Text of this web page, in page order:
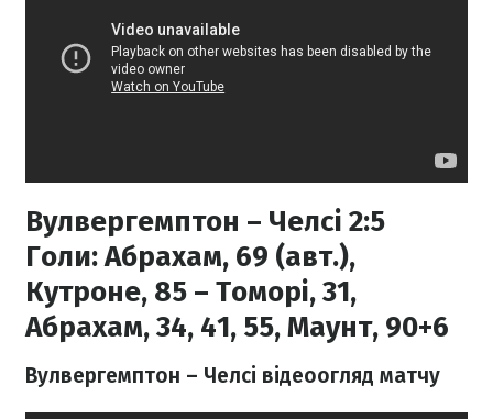
Вулвергемптон – Челсі 2:5
Голи:Абрахам, 69 (авт.),
Кутроне, 85 – Томорі, 31,
Абрахам, 34, 41, 55, Маунт, 90+6
Вулвергемптон – Челсі відеоогляд матчу